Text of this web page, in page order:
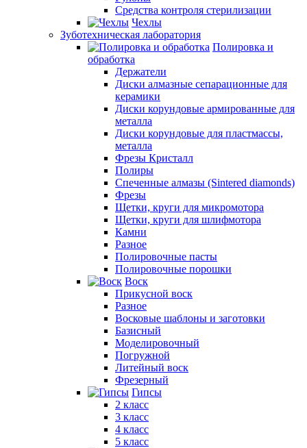
Средства контроля стерилизации
Чехлы
Зуботехническая лаборатория
Полировка и
обработка
Держатели
Диски алмазные сепарационные для
керамики
Диски корундовые армированные для
металла
Диски корундовые для пластмассы,
металла
Фрезы Кристалл
Полиры
Спеченные алмазы (Sintered diamonds)
Фрезы
Щетки, круги для микромотора
Щетки, круги для шлифмотора
Камни
Разное
Полировочные пасты
Полировочные порошки
Воск
Прикусной воск
Разное
Восковые шаблоны и заготовки
Базисный
Моделировочный
Погружной
Литейный воск
Фрезерный
Гипсы
2 класс
3 класс
4 класс
5 класс